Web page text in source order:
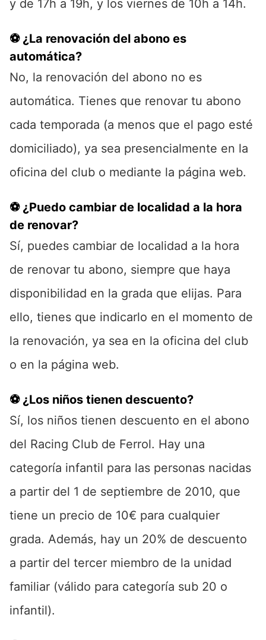
y de 17h a 19h, y los viernes de 10h a 14h.
⚽ ¿La renovación del abono es
automática?
No, la renovación del abono no es
automática. Tienes que renovar tu abono
cada temporada (a menos que el pago esté
domiciliado), ya sea presencialmente en la
oficina del club o mediante la página web.
⚽ ¿Puedo cambiar de localidad a la hora
de renovar?
Sí, puedes cambiar de localidad a la hora
de renovar tu abono, siempre que haya
disponibilidad en la grada que elijas. Para
ello, tienes que indicarlo en el momento de
la renovación, ya sea en la oficina del club
o en la página web.
⚽ ¿Los niños tienen descuento?
Sí, los niños tienen descuento en el abono
del Racing Club de Ferrol. Hay una
categoría infantil para las personas nacidas
a partir del 1 de septiembre de 2010, que
tiene un precio de 10€ para cualquier
grada. Además, hay un 20% de descuento
a partir del tercer miembro de la unidad
familiar (válido para categoría sub 20 o
infantil).